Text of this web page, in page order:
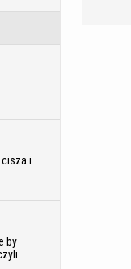
cisza i
by